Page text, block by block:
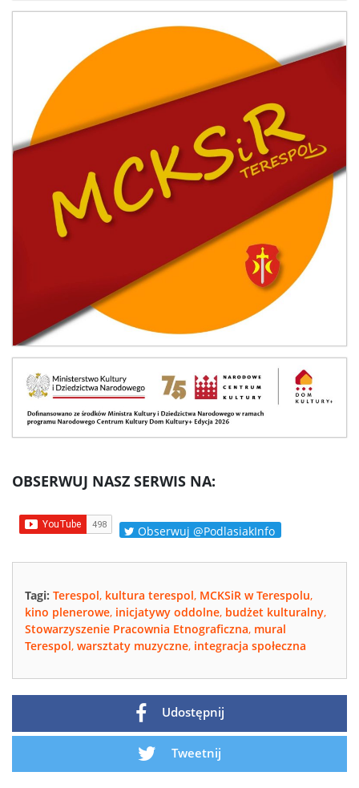
OBSERWUJ NASZ SERWIS NA:
Obserwuj @PodlasiakInfo
Tagi: Terespol, kultura terespol, MCKSiR w Terespolu,
kino plenerowe, inicjatywy oddolne, budżet kulturalny,
Stowarzyszenie Pracownia Etnograficzna, mural
Terespol, warsztaty muzyczne, integracja społeczna
Udostępnij
Tweetnij